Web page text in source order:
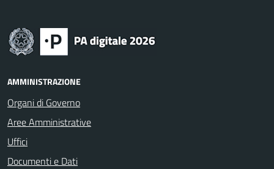
AMMINISTRAZIONE
Organi di Governo
Aree Amministrative
Uffici
Documenti e Dati